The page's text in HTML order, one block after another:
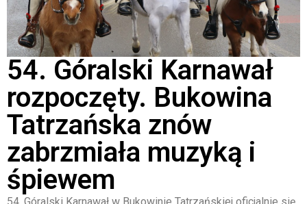
54. Góralski Karnawał
rozpoczęty. Bukowina
Tatrzańska znów
zabrzmiała muzyką i
śpiewem